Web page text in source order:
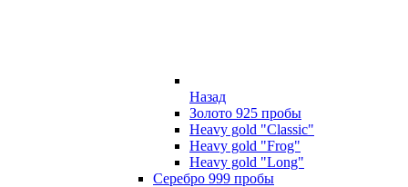
Назад
Золото 925 пробы
Heavy gold "Classic"
Heavy gold "Frog"
Heavy gold "Long"
Серебро 999 пробы